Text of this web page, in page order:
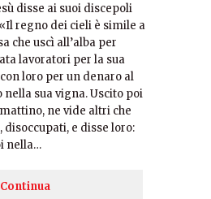
disse ai suoi discepoli
regno dei cieli è simile a
che uscì all’alba per
lavoratori per la sua
loro per un denaro al
sua vigna. Uscito poi
ne vide altri che
disoccupati, e disse loro:
nella…
Continua